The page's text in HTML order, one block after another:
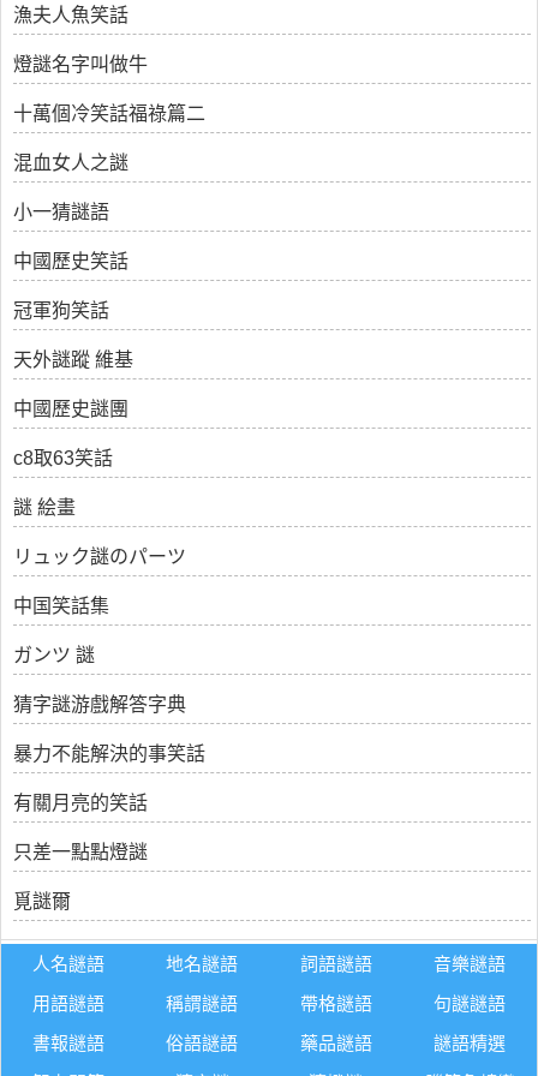
漁夫人魚笑話
燈謎名字叫做牛
十萬個冷笑話福祿篇二
混血女人之謎
小一猜謎語
中國歷史笑話
冠軍狗笑話
天外謎蹤 維基
中國歷史謎團
c8取63笑話
謎 絵畫
リュック謎のパーツ
中国笑話集
ガンツ 謎
猜字謎游戲解答字典
暴力不能解決的事笑話
有關月亮的笑話
只差一點點燈謎
覓謎爾
人名謎語 地名謎語 詞語謎語
音樂謎語
用語謎語
稱謂謎語 帶格謎語
句謎謎語
書報謎語
俗語謎語 藥品謎語
謎語精選